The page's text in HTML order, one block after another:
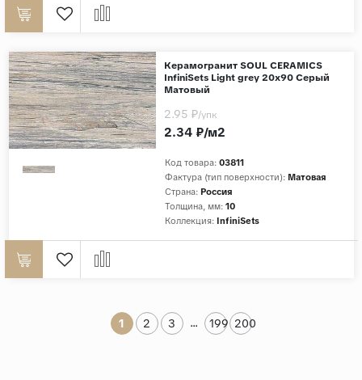
Керамогранит SOUL CERAMICS
InfiniSets Light grey 20x90 Серый
Матовый
Код товара: 03811
Фактура (тип поверхности): Матовая
Страна: Россия
Толщина, мм: 10
Коллекция: InfiniSets
2.34 ₽/м2
2.95 ₽/упк
1 2 3 ... 199 200